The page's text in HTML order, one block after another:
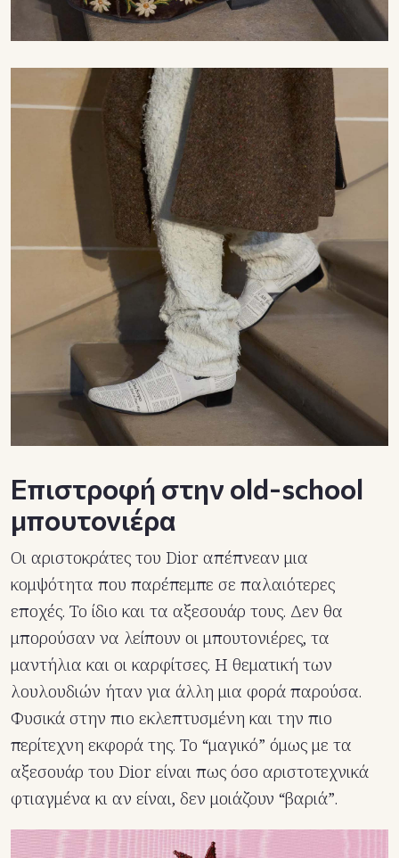
Επιστροφή στην old-school
μπουτονιέρα
Οι αριστοκράτες του Dior απέπνεαν μια
κομψότητα που παρέπεμπε σε παλαιότερες
εποχές. Το ίδιο και τα αξεσουάρ τους. Δεν θα
μπορούσαν να λείπουν οι μπουτονιέρες, τα
μαντήλια και οι καρφίτσες. Η θεματική των
λουλουδιών ήταν για άλλη μια φορά παρούσα.
Φυσικά στην πιο εκλεπτυσμένη και την πιο
περίτεχνη εκφορά της. Το “μαγικό” όμως με τα
αξεσουάρ του Dior είναι πως όσο αριστοτεχνικά
φτιαγμένα κι αν είναι, δεν μοιάζουν “βαριά”.